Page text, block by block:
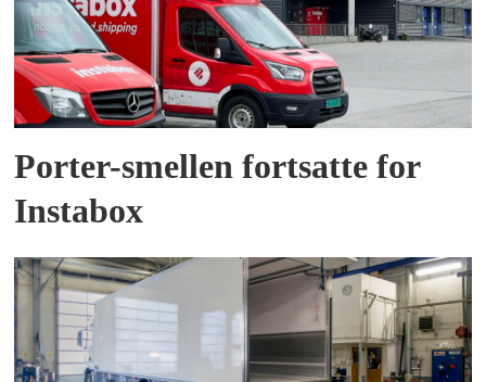
Porter-smellen fortsatte for
Instabox